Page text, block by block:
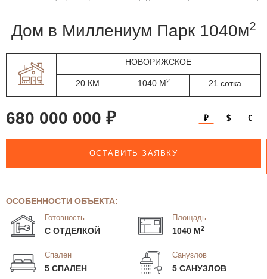
дом в Миллениум Парк 1040м2
НОВОРИЖСКОЕ
20 КМ 1040 М2 21 сотка
680 000 000 ₽ ₽ $ €
ОСТАВИТЬ ЗАЯВКУ
ОСОБЕННОСТИ ОБЪЕКТА:
Готовность
С ОТДЕЛКОЙ
Площадь
1040 М2
Спален
5 СПАЛЕН
Санузлов
5 САНУЗЛОВ